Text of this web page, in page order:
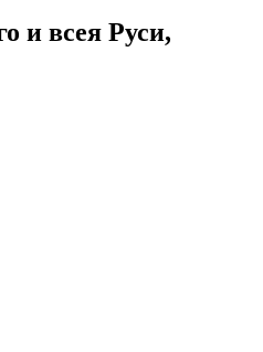
и всея Руси,